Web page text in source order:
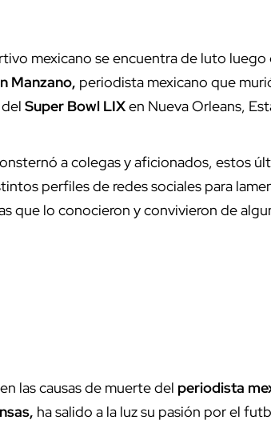
mexicano se encuentra de luto luego
Manzano, periodista mexicano que
Super Bowl LIXen Nueva Orleans,
a colegas y aficionados, estos
perfiles de redes sociales para
que lo conocieron y convivieron de
las causas de muerte del periodista
ha salido a la luz su pasión por el